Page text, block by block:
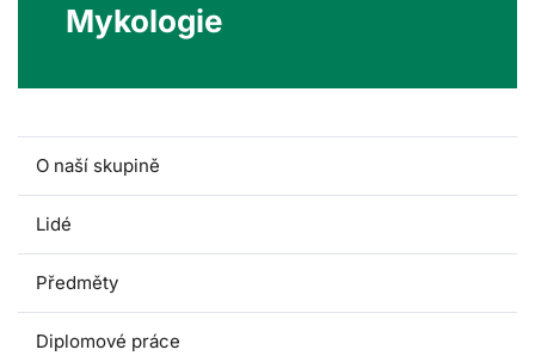
Mykologie
O naší skupině
Lidé
Předměty
Diplomové práce